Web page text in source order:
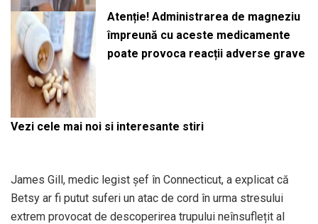
Atenție! Administrarea de magneziu
împreună cu aceste medicamente
poate provoca reacții adverse grave
Vezi cele mai noi si interesante stiri
James Gill, medic legist șef în Connecticut, a explicat că
Betsy ar fi putut suferi un atac de cord în urma stresului
extrem provocat de descoperirea trupului neînsuflețit al